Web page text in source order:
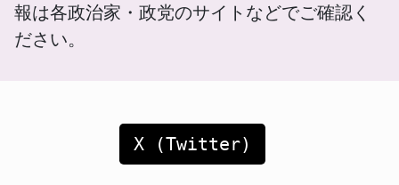
報は各政治家・政党のサイトなどでご確認く
ださい。
X (Twitter)